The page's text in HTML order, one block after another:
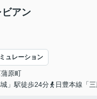
アン
ュレーション
原町
」駅徒歩24分
日豊本線「